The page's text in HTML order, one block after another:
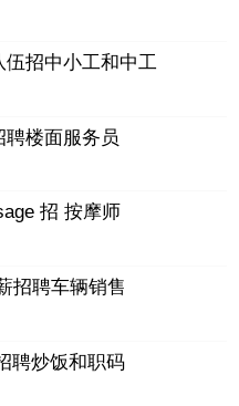
伍招中小工和中工
聘楼面服务员
招 按摩师
招聘车辆销售
聘炒饭和职码